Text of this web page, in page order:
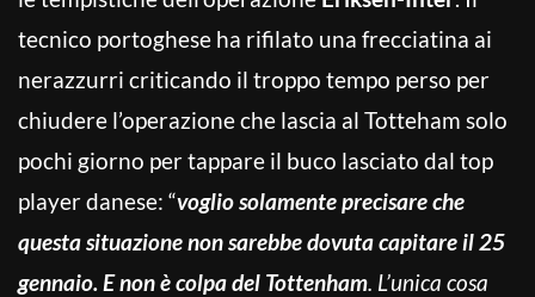
tecnico portoghese ha rifilato una frecciatina ai
nerazzurri criticando il troppo tempo perso per
chiudere l’operazione che lascia al Totteham solo
pochi giorno per tappare il buco lasciato dal top
player danese: “voglio solamente precisare che
questa situazione non sarebbe dovuta capitare il 25
gennaio. E non è colpa del Tottenham. L’unica cosa